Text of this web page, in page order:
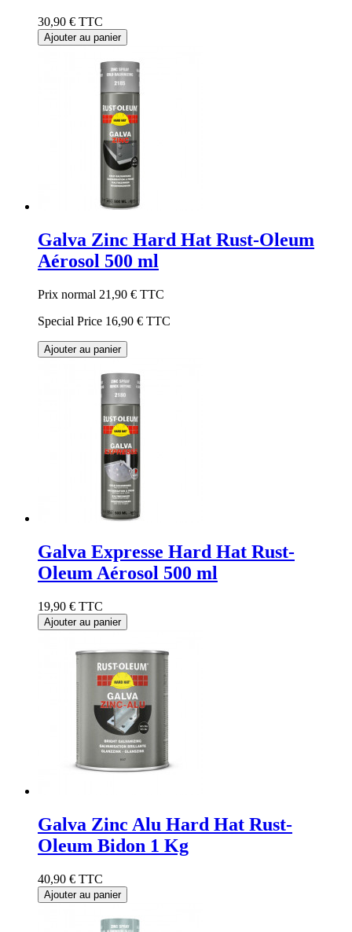
30,90 € TTC
Ajouter au panier
Galva Zinc Hard Hat Rust-Oleum
Aérosol 500 ml
Prix normal 21,90 € TTC
Special Price 16,90 € TTC
Ajouter au panier
Galva Expresse Hard Hat Rust-
Oleum Aérosol 500 ml
19,90 € TTC
Ajouter au panier
Galva Zinc Alu Hard Hat Rust-
Oleum Bidon 1 Kg
40,90 € TTC
Ajouter au panier